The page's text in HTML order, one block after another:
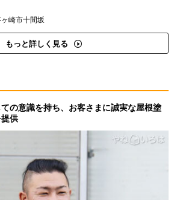
崎市十間坂
もっと詳しく見る
の意識を持ち、お客さまに誠実な屋根塗
供